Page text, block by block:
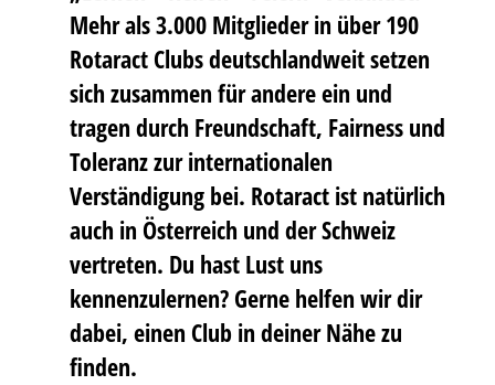
Mehr als 3.000 Mitglieder in über 190
Rotaract Clubs deutschlandweit setzen
sich zusammen für andere ein und
tragen durch Freundschaft, Fairness und
Toleranz zur internationalen
Verständigung bei. Rotaract ist natürlich
auch in Österreich und der Schweiz
vertreten. Du hast Lust uns
kennenzulernen? Gerne helfen wir dir
dabei, einen Club in deiner Nähe zu
finden.